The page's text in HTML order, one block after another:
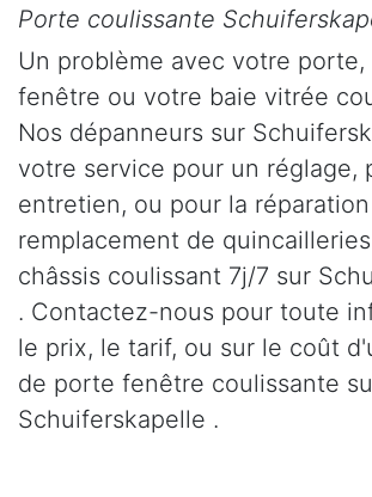
Porte coulissante
Un problème avec votre porte,
fenêtre ou votre baie vitrée
Nos dépanneurs sur
votre service pour un réglage,
entretien, ou pour la
remplacement de
châssis coulissant 7j/7 sur
. Contactez-nous pour toute
le prix, le tarif, ou sur le coût
de porte fenêtre coulissante
Schuiferskapelle .